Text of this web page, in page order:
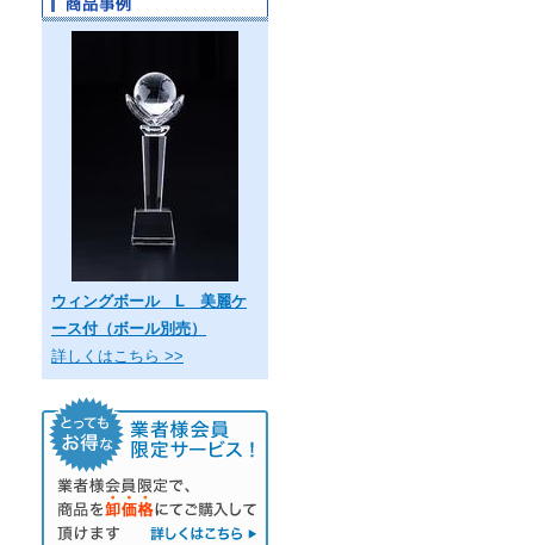
ウィングボール L 美麗ケ
ース付（ボール別売）
詳しくはこちら >>